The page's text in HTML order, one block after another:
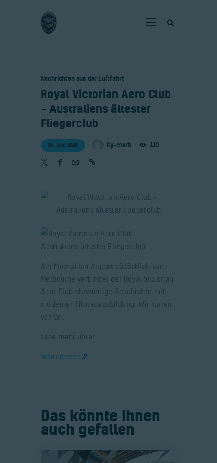
Fliegen
Neuigkeiten
Kontakt
Bilder
Nachrichten aus der Luftfahrt
​Royal Victorian Aero Club
– Australiens ältester
Fliegerclub
12. Juni 2026 fly-marh 110
Am Moorabbin Airport südöstlich von
Melbourne verbindet der Royal Victorian
Aero Club ehrwürdige Geschichte mit
moderner Pilotenausbildung. Wir waren
vor Ort.
Lese mehr unter:
Weiterlesen
Das könnte Ihnen
auch gefallen